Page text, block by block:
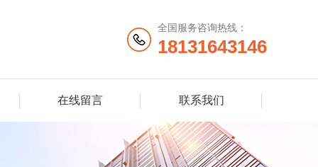
全国服务咨询热线：
18131643146
在线留言 联系我们